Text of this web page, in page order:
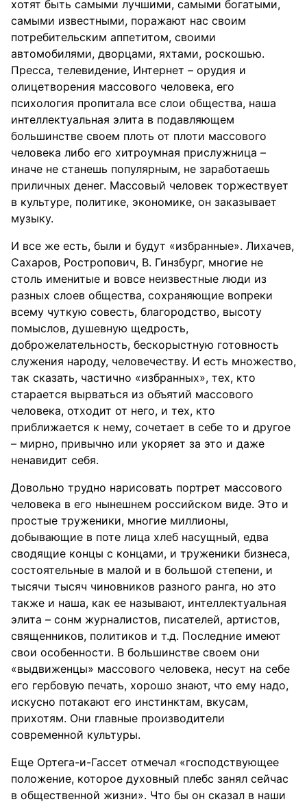
хотят быть самыми лучшими, самыми богатыми,
самыми известными, поражают нас своим
потребительским аппетитом, своими
автомобилями, дворцами, яхтами, роскошью.
Пресса, телевидение, Интернет – орудия и
олицетворения массового человека, его
психология пропитала все слои общества, наша
интеллектуальная элита в подавляющем
большинстве своем плоть от плоти массового
человека либо его хитроумная прислужница –
иначе не станешь популярным, не заработаешь
приличных денег. Массовый человек торжествует
в культуре, политике, экономике, он заказывает
музыку.
И все же есть, были и будут «избранные». Лихачев,
Сахаров, Ростропович, В. Гинзбург, многие не
столь именитые и вовсе неизвестные люди из
разных слоев общества, сохраняющие вопреки
всему чуткую совесть, благородство, высоту
помыслов, душевную щедрость,
доброжелательность, бескорыстную готовность
служения народу, человечеству. И есть множество,
так сказать, частично «избранных», тех, кто
старается вырваться из объятий массового
человека, отходит от него, и тех, кто
приближается к нему, сочетает в себе то и другое
– мирно, привычно или укоряет за это и даже
ненавидит себя.
Довольно трудно нарисовать портрет массового
человека в его нынешнем российском виде. Это и
простые труженики, многие миллионы,
добывающие в поте лица хлеб насущный, едва
сводящие концы с концами, и труженики бизнеса,
состоятельные в малой и в большой степени, и
тысячи тысяч чиновников разного ранга, но это
также и наша, как ее называют, интеллектуальная
элита – сонм журналистов, писателей, артистов,
священников, политиков и т.д. Последние имеют
свои особенности. В большинстве своем они
«выдвиженцы» массового человека, несут на себе
его гербовую печать, хорошо знают, что ему надо,
искусно потакают его инстинктам, вкусам,
прихотям. Они главные производители
современной культуры.
Еще Ортега-и-Гассет отмечал «господствующее
положение, которое духовный плебс занял сейчас
в общественной жизни». Что бы он сказал в наши